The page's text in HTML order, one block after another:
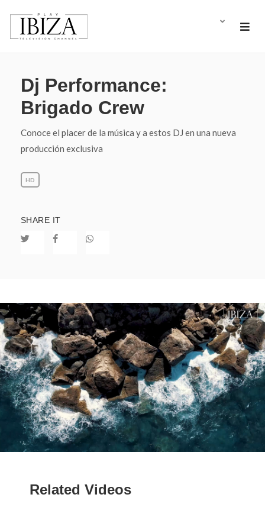
Dj Performance:
Brigado Crew
Conoce el placer de la música y a estos DJ en una nueva
producción exclusiva
HD
SHARE IT
Related Videos